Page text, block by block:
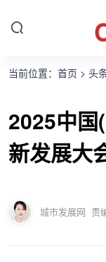
当前位置： 首页 > 头
2025中国
新发展大
城市发展网 责